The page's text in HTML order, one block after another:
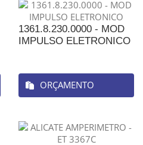
1361.8.230.0000 - MOD
IMPULSO ELETRONICO
ORÇAMENTO